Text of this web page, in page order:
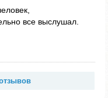
все выслушал.